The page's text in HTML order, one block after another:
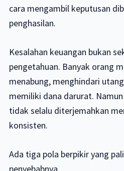
cara mengambil keputusan
penghasilan.
Kesalahan keuangan bukan
pengetahuan. Banyak orang
menabung, menghindari
memiliki dana darurat.
tidak selalu diterjemahkan
konsisten.
Ada tiga pola berpikir yang